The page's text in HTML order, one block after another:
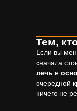
Тем,
Если вы
сначала
лечь в
очередной
ничего не